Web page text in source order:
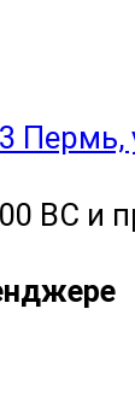
Пермь,
ВС и